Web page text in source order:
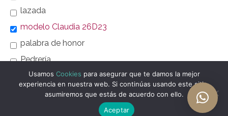
lazada
modelo Claudia 26D23
palabra de honor
Pedrería
rebrodé francés
vestido largo
Usamos Cookies para asegurar que te damos la mejor
experiencia en nuestra web. Si continúas usando este sitio,
asumiremos que estás de acuerdo con ello.
Aceptar